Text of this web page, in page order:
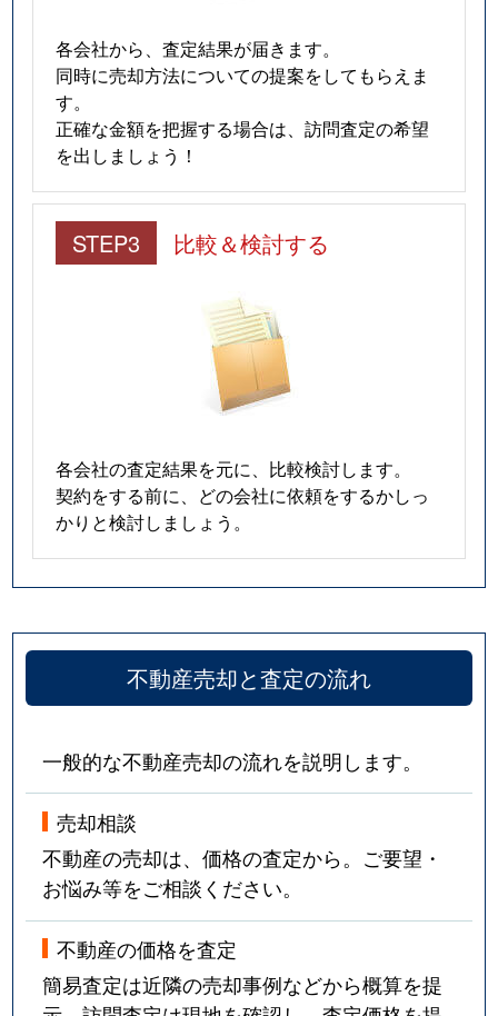
各会社から、査定結果が届きます。
同時に売却方法についての提案をしてもらえま
す。
正確な金額を把握する場合は、訪問査定の希望
を出しましょう！
STEP3 比較＆検討する
各会社の査定結果を元に、比較検討します。
契約をする前に、どの会社に依頼をするかしっ
かりと検討しましょう。
不動産売却と査定の流れ
一般的な不動産売却の流れを説明します。
売却相談
不動産の売却は、価格の査定から。ご要望・
お悩み等をご相談ください。
不動産の価格を査定
簡易査定は近隣の売却事例などから概算を提